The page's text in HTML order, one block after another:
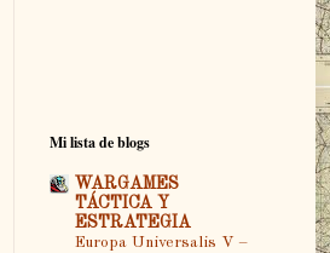
Mi lista de blogs
WARGAMES
TÁCTICA Y
ESTRATEGIA
Europa Universalis V –